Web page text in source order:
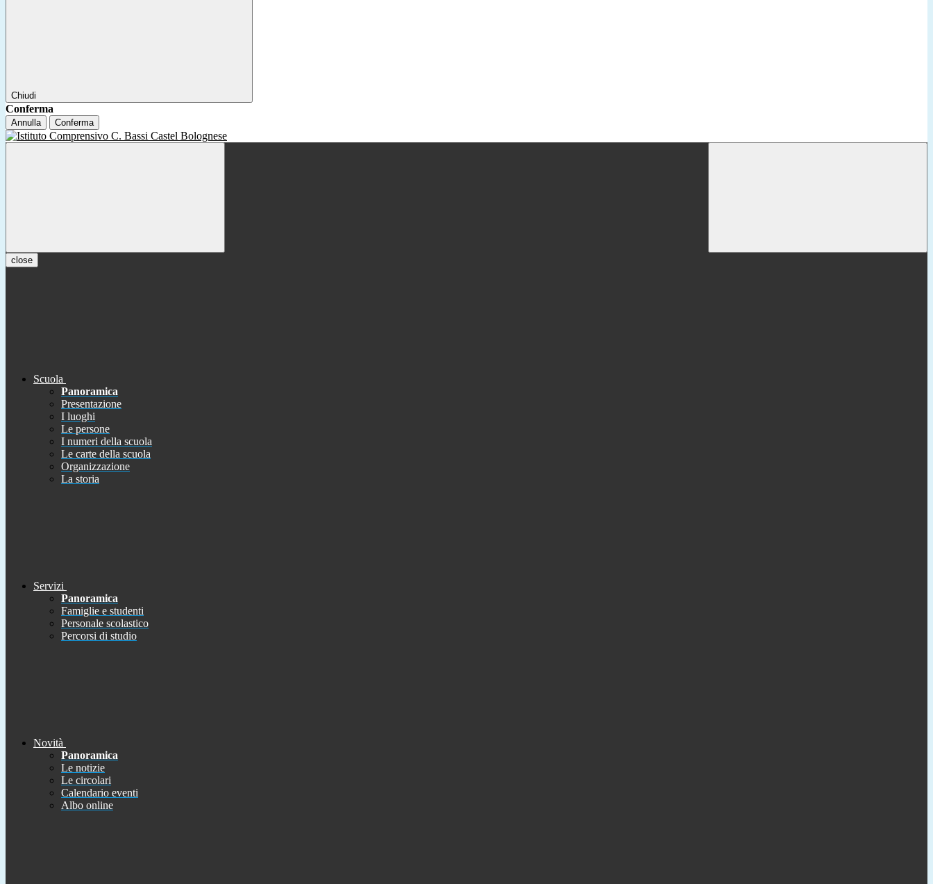
Chiudi
Conferma
Annulla Conferma
close
Scuola
Panoramica
Presentazione
I luoghi
Le persone
I numeri della scuola
Le carte della scuola
Organizzazione
La storia
Servizi
Panoramica
Famiglie e studenti
Personale scolastico
Percorsi di studio
Novità
Panoramica
Le notizie
Le circolari
Calendario eventi
Albo online